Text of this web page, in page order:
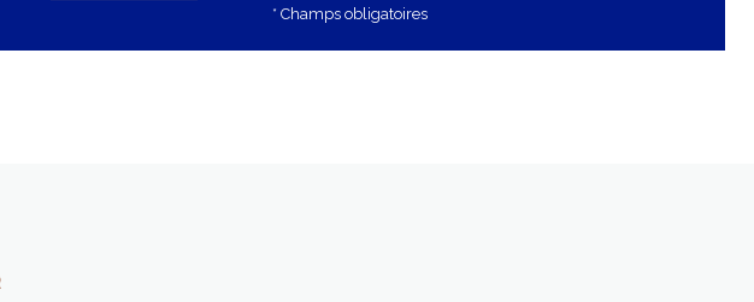
* Champs obligatoires